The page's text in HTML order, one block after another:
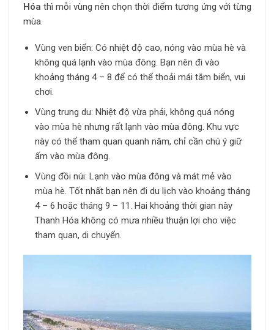
Hóa thì mỗi vùng nên chọn thời điểm tương ứng với từng
mùa.
Vùng ven biển: Có nhiệt độ cao, nóng vào mùa hè và
không quá lạnh vào mùa đông. Bạn nên đi vào
khoảng tháng 4 – 8 để có thể thoải mái tắm biển, vui
chơi.
Vùng trung du: Nhiệt độ vừa phải, không quá nóng
vào mùa hè nhưng rất lạnh vào mùa đông. Khu vực
này có thể tham quan quanh năm, chỉ cần chú ý giữ
ấm vào mùa đông.
Vùng đồi núi: Lạnh vào mùa đông và mát mẻ vào
mùa hè. Tốt nhất bạn nên đi du lịch vào khoảng tháng
4 – 6 hoặc tháng 9 – 11. Hai khoảng thời gian này
Thanh Hóa không có mưa nhiều thuận lợi cho việc
tham quan, di chuyển.